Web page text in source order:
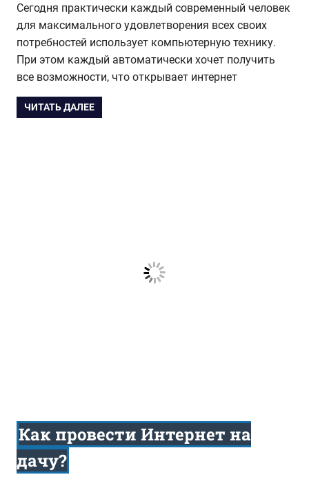
Сегодня практически каждый современный человек
для максимального удовлетворения всех своих
потребностей использует компьютерную технику.
При этом каждый автоматически хочет получить
все возможности, что открывает интернет
ЧИТАТЬ ДАЛЕЕ
Как провести Интернет на
дачу?